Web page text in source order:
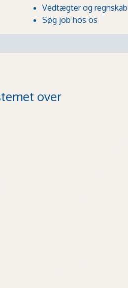
Vedtægter og regnskab
Søg job hos os
over